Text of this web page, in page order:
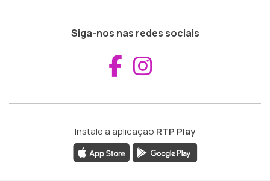
Siga-nos nas redes sociais
Aceder ao
Instale a aplicação RTP Play